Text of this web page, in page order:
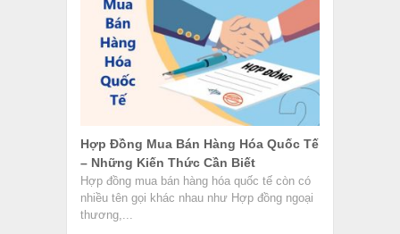
Hợp Đồng Mua Bán Hàng Hóa Quốc Tế
– Những Kiến Thức Cần Biết
Hợp đồng mua bán hàng hóa quốc tế còn có
nhiều tên gọi khác nhau như Hợp đồng ngoại
thương,...